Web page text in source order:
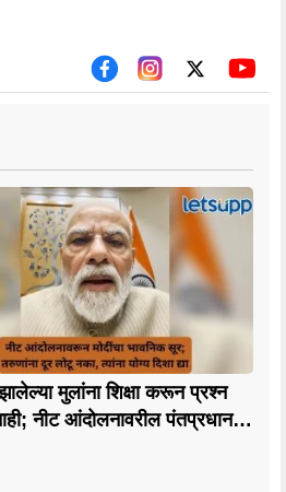
मुलांना शिक्षा करून प्रश्न
नीट आंदोलनावरील पंतप्रधान